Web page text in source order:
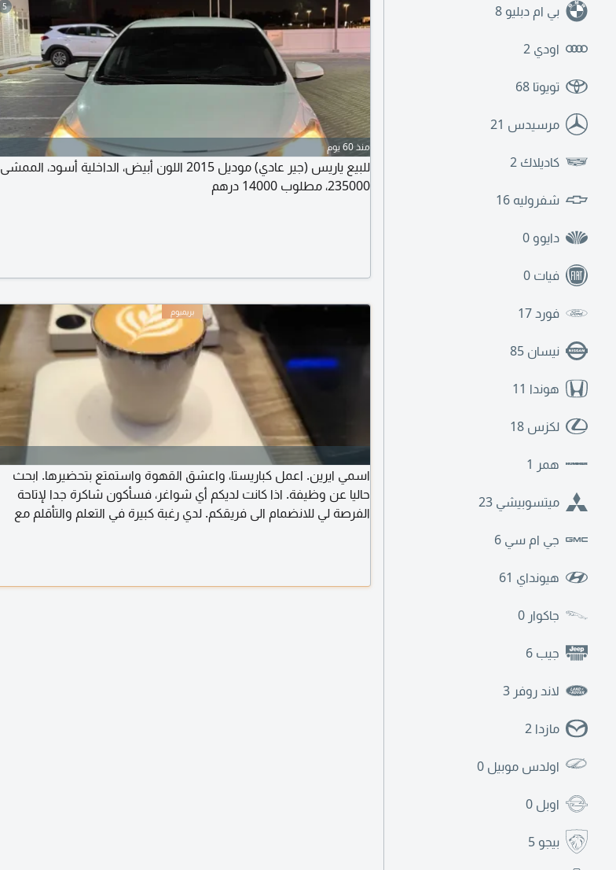
بي ام دبليو 8
اودي 2
تويوتا 68
مرسيدس 21
كاديلاك 2
شفروليه 16
دايوو 0
فيات 0
فورد17
نيسان 85
هوندا 11
لكزس 18
همر 1
ميتسوبيشي 23
جي ام سي 6
هيونداي 61
جاكوار 0
جيب 6
لاند روفر 3
مازدا 2
اولدس موبيل 0
اوبل 0
بيجو 5
5
منذ 60 يوم
للبيع ياريس (جير عادي) موديل 2015 اللون أبيض، الداخلية أسود، الممشى
235000، مطلوب 14000 درهم
اسمي ايرين. اعمل كباريستا، واعشق القهوة واستمتع بتحضيرها. ابحث
حاليا عن وظيفة. اذا كانت لديكم أي شواغر، فسأكون شاكرة جدا لإتاحة
الفرصة لي للانضمام الى فريقكم. لدي رغبة كبيرة في التعلم والتأقلم مع